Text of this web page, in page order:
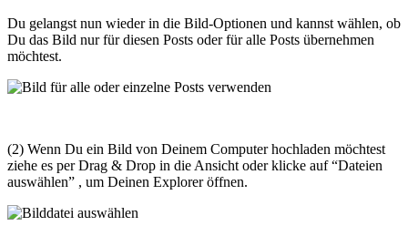
Du gelangst nun wieder in die Bild-Optionen und kannst wählen, ob
Du das Bild nur für diesen Posts oder für alle Posts übernehmen
möchtest.
(2) Wenn Du ein Bild von Deinem Computer hochladen möchtest
ziehe es per Drag & Drop in die Ansicht oder klicke auf “Dateien
auswählen” , um Deinen Explorer öffnen.